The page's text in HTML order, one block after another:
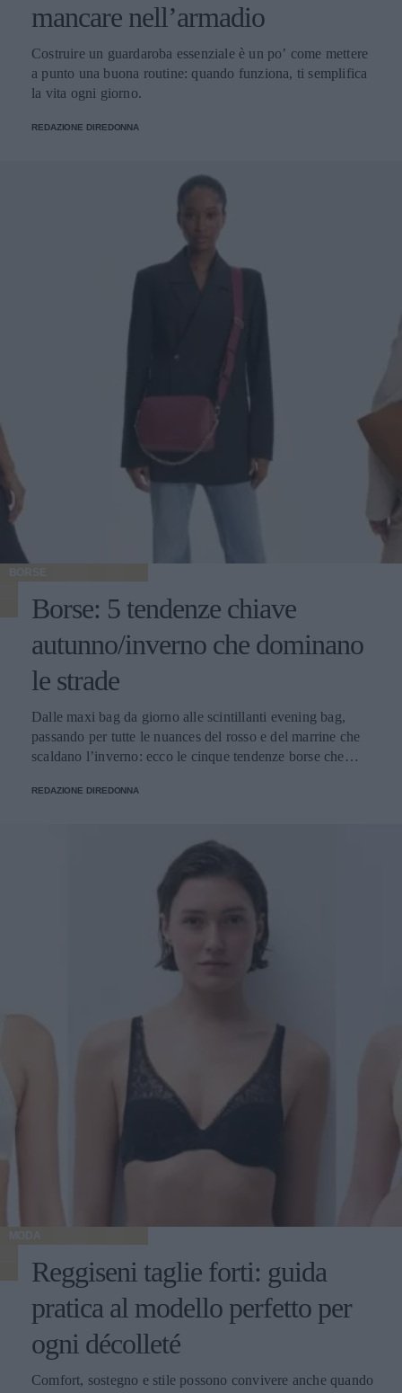
mancare nell’armadio
Costruire un guardaroba essenziale è un po’ come mettere
a punto una buona routine: quando funziona, ti semplifica
la vita ogni giorno.
REDAZIONE DIREDONNA
BORSE
Borse: 5 tendenze chiave
autunno/inverno che dominano
le strade
Dalle maxi bag da giorno alle scintillanti evening bag,
passando per tutte le nuances del rosso e del marrine che
scaldano l’inverno: ecco le cinque tendenze borse che
REDAZIONE DIREDONNA
MODA
Reggiseni taglie forti: guida
pratica al modello perfetto per
ogni décolleté
Comfort, sostegno e stile possono convivere anche quando